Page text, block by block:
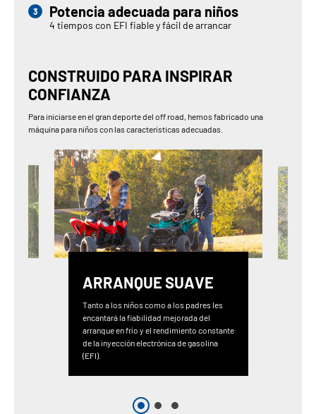
Potencia adecuada para niños
4 tiempos con EFI fiable y fácil de arrancar
CONSTRUIDO PARA INSPIRAR
CONFIANZA
Para iniciarse en el gran deporte del off road, hemos fabricado una
máquina para niños con las características adecuadas.
ARRANQUE SUAVE
Tanto a los niños como a los padres les
encantará la fiabilidad mejorada del
arranque en frío y el rendimiento constante
de la inyección electrónica de gasolina
(EFI).